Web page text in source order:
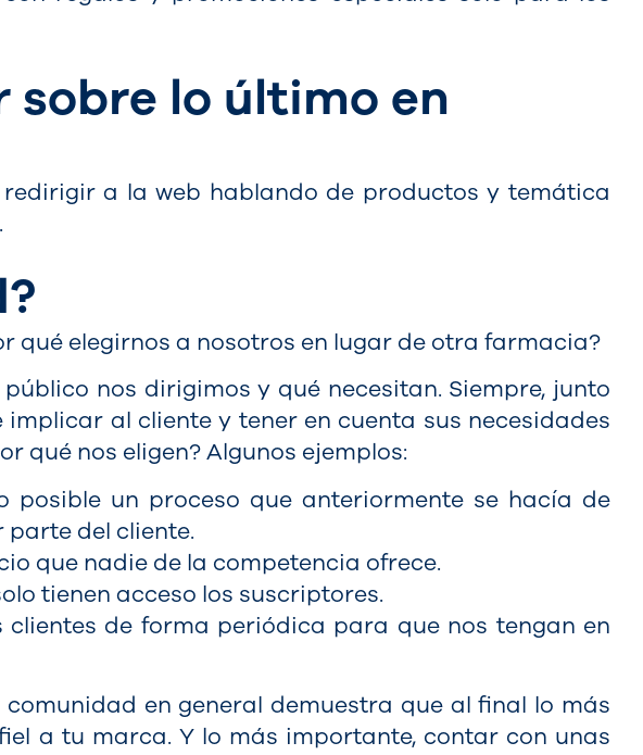
sobre lo último en
a la web hablando de productos y temática
qué elegirnos a nosotros en lugar de otra farmacia?
nos dirigimos y qué necesitan. Siempre, junto
al cliente y tener en cuenta sus necesidades
qué nos eligen? Algunos ejemplos:
un proceso que anteriormente se hacía de
del cliente.
que nadie de la competencia ofrece.
tienen acceso los suscriptores.
de forma periódica para que nos tengan en
en general demuestra que al final lo más
a tu marca. Y lo más importante, contar con unas